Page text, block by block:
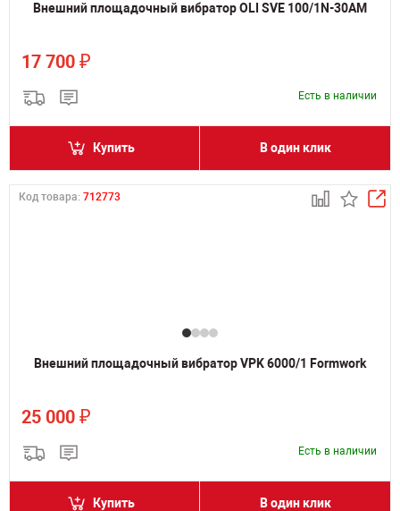
Внешний площадочный вибратор OLI SVE 100/1N-30AM
17 700 ₽
Есть в наличии
Купить В один клик
Код товара: 712773
Внешний площадочный вибратор VPK 6000/1 Formwork
25 000 ₽
Есть в наличии
Купить В один клик